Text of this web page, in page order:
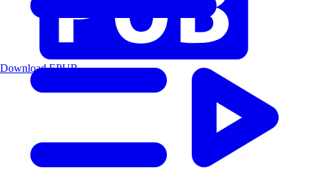
Download EPUB